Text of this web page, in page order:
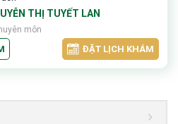
THỊ TUYẾT LAN
môn
ĐẶT LỊCH KHÁM